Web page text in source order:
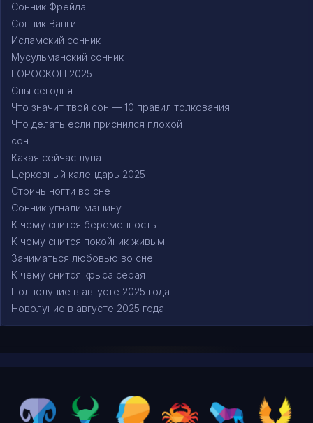
Сонник Фрейда
Сонник Ванги
Исламский сонник
Мусульманский сонник
ГОРОСКОП 2025
Сны сегодня
Что значит твой сон — 10 правил толкования
Что делать если приснился плохой
сон
Какая сейчас луна
Церковный календарь 2025
Стричь ногти во сне
Сонник угнали машину
К чему снится беременность
К чему снится покойник живым
Заниматься любовью во сне
К чему снится крыса серая
Полнолуние в августе 2025 года
Новолуние в августе 2025 года